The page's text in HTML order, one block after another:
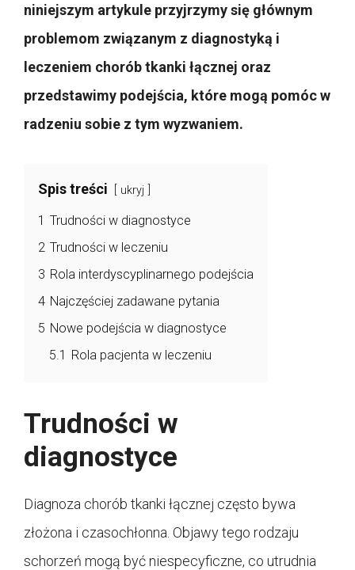
niniejszym artykule przyjrzymy się głównym
problemom związanym z diagnostyką i
leczeniem chorób tkanki łącznej oraz
przedstawimy podejścia, które mogą pomóc w
radzeniu sobie z tym wyzwaniem.
Spis treści ukryj
1 Trudności w diagnostyce
2 Trudności w leczeniu
3 Rola interdyscyplinarnego podejścia
4 Najczęściej zadawane pytania
5 Nowe podejścia w diagnostyce
5.1 Rola pacjenta w leczeniu
Trudności w
diagnostyce
Diagnoza chorób tkanki łącznej często bywa
złożona i czasochłonna. Objawy tego rodzaju
schorzeń mogą być niespecyficzne, co utrudnia